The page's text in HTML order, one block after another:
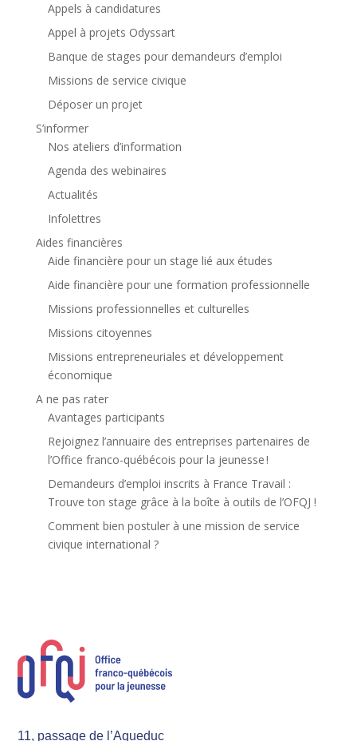
Appels à candidatures
Appel à projets Odyssart
Banque de stages pour demandeurs d’emploi
Missions de service civique
Déposer un projet
S’informer
Nos ateliers d’information
Agenda des webinaires
Actualités
Infolettres
Aides financières
Aide financière pour un stage lié aux études
Aide financière pour une formation professionnelle
Missions professionnelles et culturelles
Missions citoyennes
Missions entrepreneuriales et développement
économique
A ne pas rater
Avantages participants
Rejoignez l’annuaire des entreprises partenaires de
l’Office franco-québécois pour la jeunesse !
Demandeurs d’emploi inscrits à France Travail :
Trouve ton stage grâce à la boîte à outils de l’OFQJ !
Comment bien postuler à une mission de service
civique international ?
11, passage de l’Aqueduc